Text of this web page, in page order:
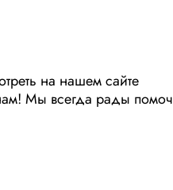
на нашем сайте
Мы вcегда рады